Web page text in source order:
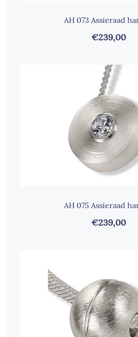
AH 073 Assieraad
€239,00
AH 075 Assieraad
€239,00